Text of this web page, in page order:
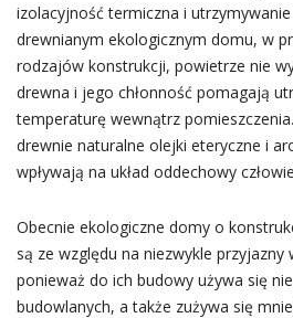
izolacyjność termiczna i
drewnianym ekologicznym domu, w
rodzajów konstrukcji, powietrze nie
drewna i jego chłonność pomagają
temperaturę wewnątrz
drewnie naturalne olejki eteryczne i
wpływają na układ oddechowy
Obecnie ekologiczne domy o
są ze względu na niezwykle przyjazny
ponieważ do ich budowy używa się
budowlanych, a także zużywa się